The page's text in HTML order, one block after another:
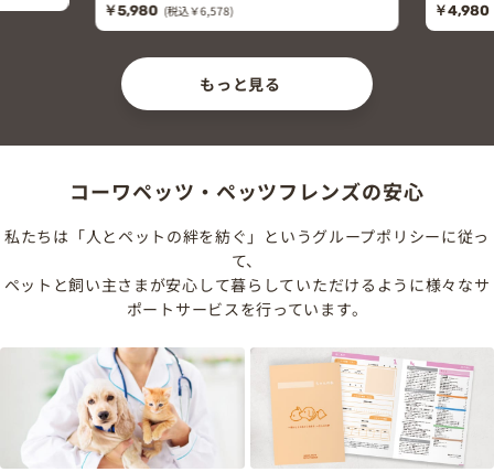
￥5,980 (税込￥6,578)
￥4,980
もっと見る
コーワペッツ・ペッツフレンズの安心
私たちは「人とペットの絆を紡ぐ」というグループポリシーに従っ
て、
ペットと飼い主さまが安心して暮らしていただけるように様々なサ
ポートサービスを行っています。